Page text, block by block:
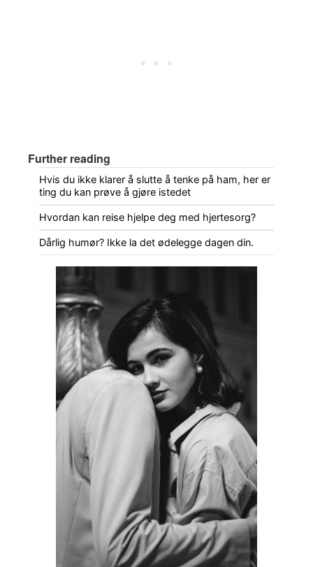
Further reading
Hvis du ikke klarer å slutte å tenke på ham, her er
ting du kan prøve å gjøre istedet
Hvordan kan reise hjelpe deg med hjertesorg?
Dårlig humør? Ikke la det ødelegge dagen din.